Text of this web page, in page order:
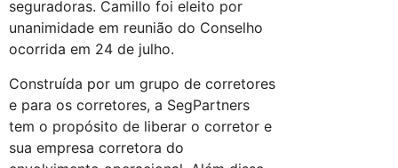
seguradoras. Camillo foi eleito por
unanimidade em reunião do Conselho
ocorrida em 24 de julho.
Construída por um grupo de corretores
e para os corretores, a SegPartners
tem o propósito de liberar o corretor e
sua empresa corretora do